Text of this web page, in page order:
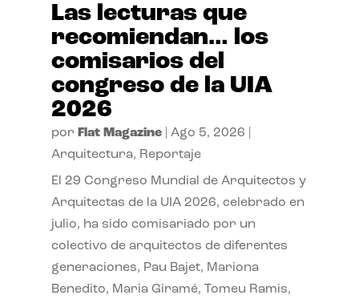
Las lecturas que
recomiendan… los
comisarios del
congreso de la UIA
2026
por Flat Magazine| Ago 5, 2026
Arquitectura, Reportaje
El 29 Congreso Mundial de Arquitectos y
Arquitectas de la UIA 2026, celebrado en
julio, ha sido comisariado por un
colectivo de arquitectos de diferentes
generaciones, Pau Bajet, Mariona
Benedito, Maria Giramé, Tomeu Ramis,